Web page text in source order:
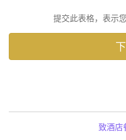
提交此表格，表示
致酒店